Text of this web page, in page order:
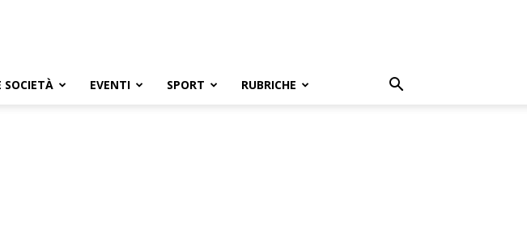
SOCIETÀ EVENTI SPORT RUBRICHE